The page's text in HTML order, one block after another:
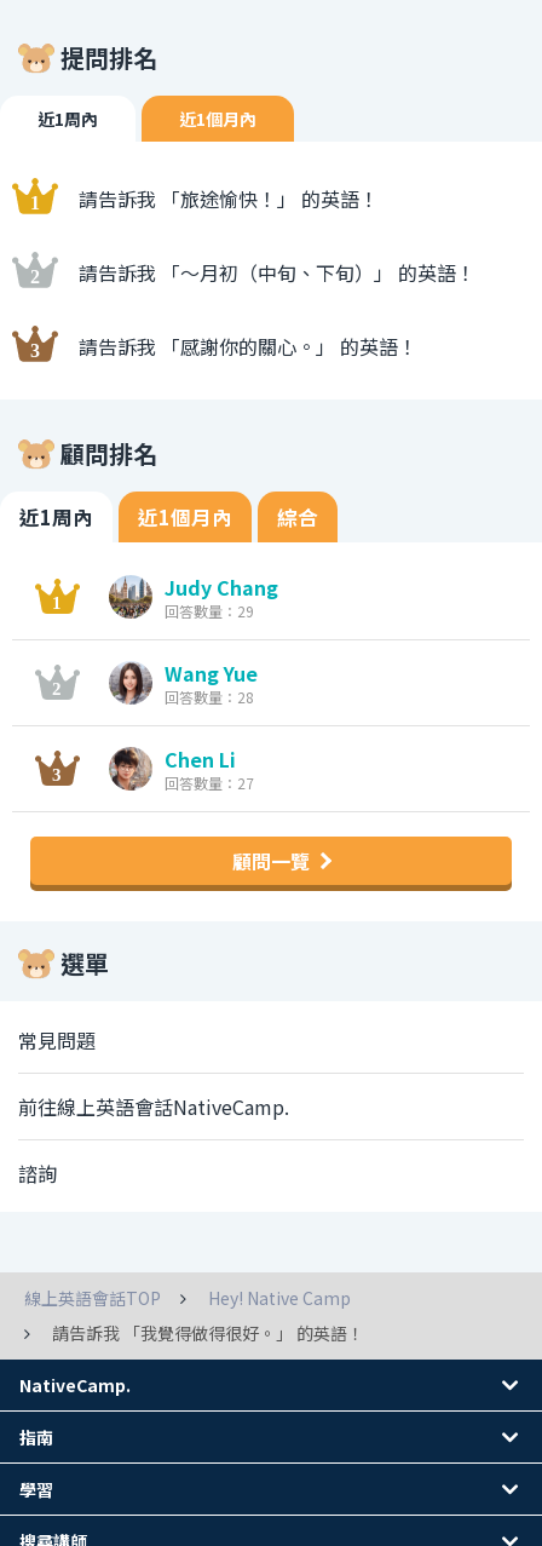
提問排名
近1周內 近1個月內
請告訴我 「旅途愉快！」 的英語！
請告訴我 「〜月初（中旬、下旬）」 的英語！
請告訴我 「感謝你的關心。」 的英語！
顧問排名
近1周內 近1個月內 綜合
Judy Chang
回答數量：29
Wang Yue
回答數量：28
Chen Li
回答數量：27
顧問一覽
選單
常見問題
前往線上英語會話NativeCamp.
諮詢
線上英語會話TOP
Hey! Native Camp
請告訴我 「我覺得做得很好。」 的英語！
NativeCamp.
指南
學習
搜尋講師